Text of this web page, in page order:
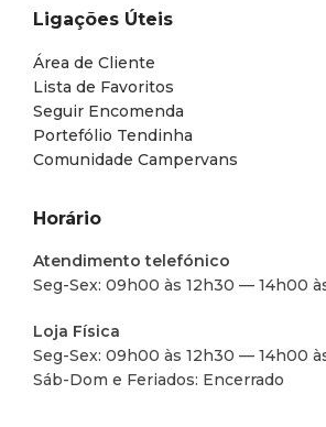
Ligações Úteis
Área de Cliente
Lista de Favoritos
Seguir Encomenda
Portefólio Tendinha
Comunidade Campervans
Horário
Atendimento telefónico
Seg-Sex: 09h00 às 12h30 — 14h00
Loja Física
Seg-Sex: 09h00 às 12h30 — 14h00
Sáb-Dom e Feriados: Encerrado